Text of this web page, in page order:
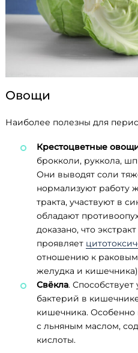
Овощи
Наиболее полезны для
Крестоцветные
брокколи, руккола,
Они выводят соли
нормализуют работу
тракта, участвуют в
обладают
доказано, что
проявляет
отношению к
желудка и
Свёкла.
бактерий в
кишечника. Особенно
с льняным маслом,
кислоты.